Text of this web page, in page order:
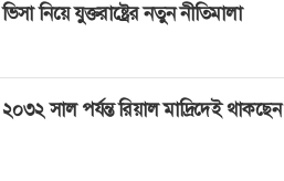
ভিসা নিয়ে যুক্তরাষ্ট্রের নতুন নীতিমালা
২০৩২ সাল পর্যন্ত রিয়াল মাদ্রিদেই